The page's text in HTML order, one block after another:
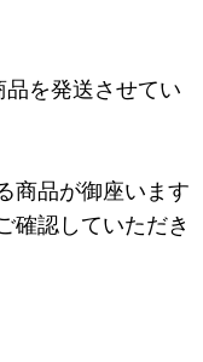
を発送させてい
商品が御座います
確認していただき